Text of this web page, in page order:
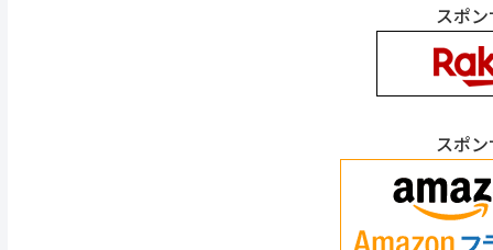
スポ
スポ